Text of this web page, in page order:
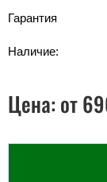
Гарантия
Наличие:
Цена: от